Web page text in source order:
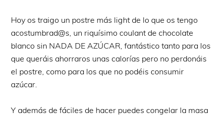
Hoy os traigo un postre más light de lo que os tengo
acostumbrad@s, un riquísimo coulant de chocolate
blanco sin NADA DE AZÚCAR, fantástico tanto para los
que queráis ahorraros unas calorías pero no perdonáis
el postre, como para los que no podéis consumir
azúcar.
Y además de fáciles de hacer puedes congelar la masa